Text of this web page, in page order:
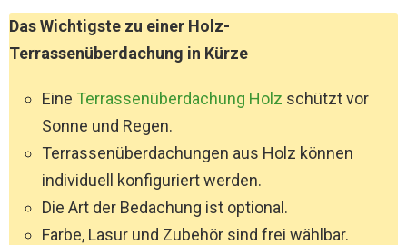
Das Wichtigste zu einer Holz-
Terrassenüberdachung in Kürze
Eine Terrassenüberdachung Holz schützt vor
Sonne und Regen.
Terrassenüberdachungen aus Holz können
individuell konfiguriert werden.
Die Art der Bedachung ist optional.
Farbe, Lasur und Zubehör sind frei wählbar.